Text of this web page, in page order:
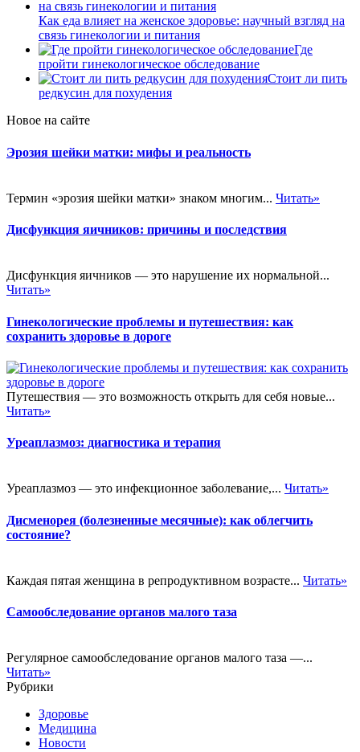
Как еда влияет на женское здоровье: научный взгляд на
связь гинекологии и питания
Где
пройти гинекологическое обследование
Стоит ли пить
редкусин для похудения
Новое на сайте
Эрозия шейки матки: мифы и реальность
Термин «эрозия шейки матки» знаком многим... Читать»
Дисфункция яичников: причины и последствия
Дисфункция яичников — это нарушение их нормальной...
Читать»
Гинекологические проблемы и путешествия: как
сохранить здоровье в дороге
Путешествия — это возможность открыть для себя новые...
Читать»
Уреаплазмоз: диагностика и терапия
Уреаплазмоз — это инфекционное заболевание,... Читать»
Дисменорея (болезненные месячные): как облегчить
состояние?
Каждая пятая женщина в репродуктивном возрасте... Читать»
Самообследование органов малого таза
Регулярное самообследование органов малого таза —...
Читать»
Рубрики
Здоровье
Медицина
Новости